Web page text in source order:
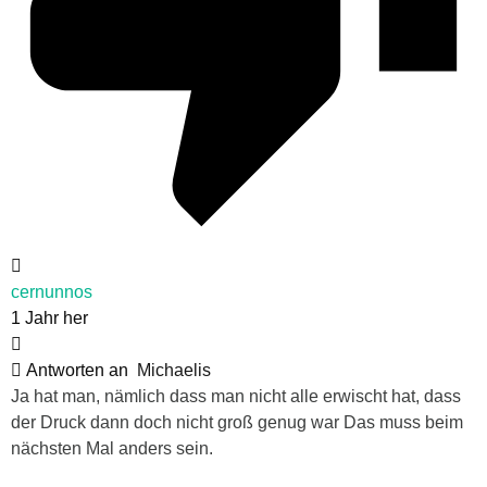
cernunnos
1 Jahr her
Antworten an
Michaelis
Ja hat man, nämlich dass man nicht alle erwischt hat, dass
der Druck dann doch nicht groß genug war Das muss beim
nächsten Mal anders sein.